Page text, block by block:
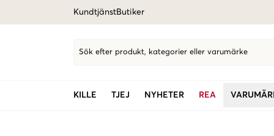
KundtjänstButiker
Sök efter produkt, kategorier eller varumärke
KILLE TJEJ NYHETER REA